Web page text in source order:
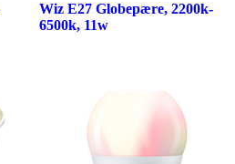
Wiz E27 Globepære, 2200k-
6500k, 11w